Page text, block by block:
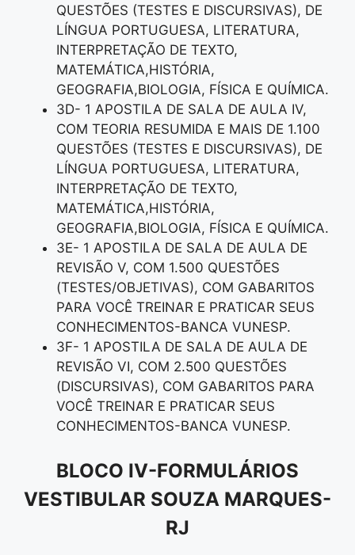
QUESTÕES (TESTES E DISCURSIVAS), DE
LÍNGUA PORTUGUESA, LITERATURA,
INTERPRETAÇÃO DE TEXTO,
MATEMÁTICA,HISTÓRIA,
GEOGRAFIA,BIOLOGIA, FÍSICA E QUÍMICA.
3D- 1 APOSTILA DE SALA DE AULA IV,
COM TEORIA RESUMIDA E MAIS DE 1.100
QUESTÕES (TESTES E DISCURSIVAS), DE
LÍNGUA PORTUGUESA, LITERATURA,
INTERPRETAÇÃO DE TEXTO,
MATEMÁTICA,HISTÓRIA,
GEOGRAFIA,BIOLOGIA, FÍSICA E QUÍMICA.
3E- 1 APOSTILA DE SALA DE AULA DE
REVISÃO V, COM 1.500 QUESTÕES
(TESTES/OBJETIVAS), COM GABARITOS
PARA VOCÊ TREINAR E PRATICAR SEUS
CONHECIMENTOS-BANCA VUNESP.
3F- 1 APOSTILA DE SALA DE AULA DE
REVISÃO VI, COM 2.500 QUESTÕES
(DISCURSIVAS), COM GABARITOS PARA
VOCÊ TREINAR E PRATICAR SEUS
CONHECIMENTOS-BANCA VUNESP.
BLOCO IV-FORMULÁRIOS
VESTIBULAR SOUZA MARQUES-
RJ